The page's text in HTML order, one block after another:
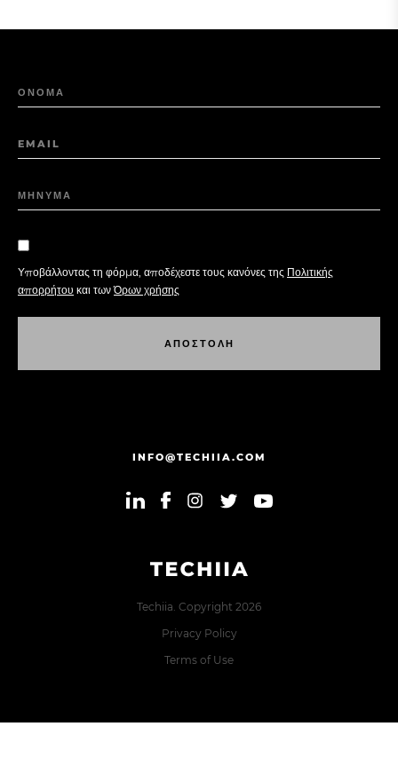
Techiia. Copyright 2026
Privacy Policy
Terms of Use
ΟΝΟΜΑ
EMAIL
ΜΗΝΥΜΑ
Υποβάλλοντας τη φόρμα, αποδέχεστε τους κανόνες της Πολιτικής
απορρήτου και τωνΌρων χρήσης
ΑΠΟ ΣΤΟ ΛΗ
INFO@TECHIIA.COM